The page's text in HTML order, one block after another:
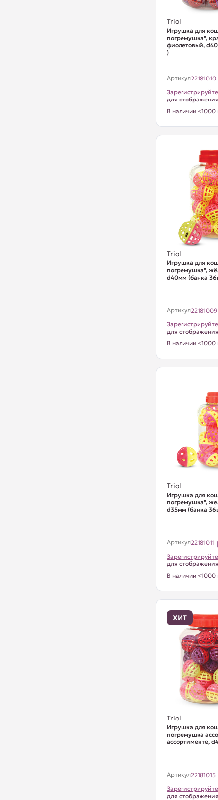
Triol
Игрушка для
погремушка",
фиолетовый,
)
Артикул22181010
для
В наличии <1000
Triol
Игрушка для
погремушка",
d40мм (банка
Артикул22181009
для
В наличии <1000
Triol
Игрушка для
погремушка",
d35мм (банка
Артикул22181011
для
В наличии <1000
ХИТ
Triol
Игрушка для
погремушка
ассортименте,
Артикул22181015
для